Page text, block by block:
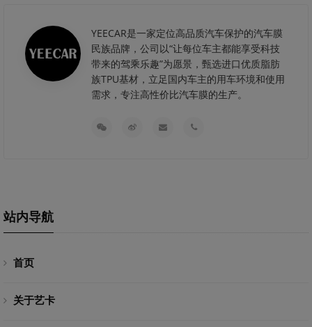
YEECAR是一家定位高品质汽车保护的汽车膜
民族品牌，公司以“让每位车主都能享受科技
带来的驾乘乐趣”为愿景，甄选进口优质脂肪
族TPU基材，立足国内车主的用车环境和使用
需求，专注高性价比汽车膜的生产。
站内导航
首页
关于艺卡